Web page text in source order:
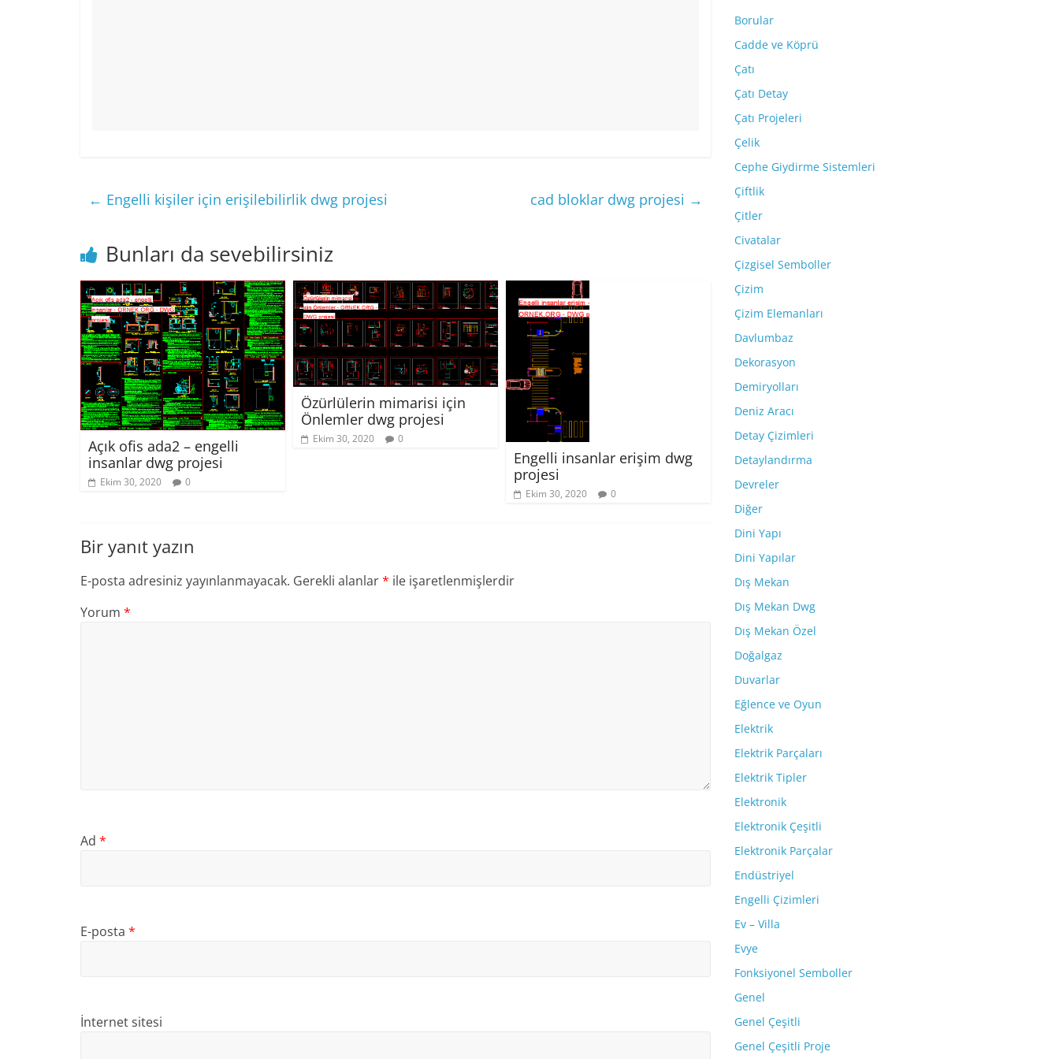
← Engelli kişiler için erişilebilirlik dwg projesi cad bloklar dwg projesi →
Bunları da sevebilirsiniz
Açık ofis ada2 – engelli
insanlar dwg projesi
Ekim 30, 2020 0
Özürlülerin mimarisi için
Önlemler dwg projesi
Ekim 30, 2020 0
Engelli insanlar erişim dwg
projesi
Ekim 30, 2020 0
Bir yanıt yazın
E-posta adresiniz yayınlanmayacak. Gerekli alanlar* ile işaretlenmişlerdir
Yorum *
Ad *
E-posta *
İnternet sitesi
Borular
Cadde ve Köprü
Çatı
Çatı Detay
Çatı Projeleri
Çelik
Cephe Giydirme Sistemleri
Çiftlik
Çitler
Civatalar
Çizgisel Semboller
Çizim
Çizim Elemanları
Davlumbaz
Dekorasyon
Demiryolları
Deniz Aracı
Detay Çizimleri
Detaylandırma
Devreler
Diğer
Dini Yapı
Dini Yapılar
Dış Mekan
Dış Mekan Dwg
Dış Mekan Özel
Doğalgaz
Duvarlar
Eğlence ve Oyun
Elektrik
Elektrik Parçaları
Elektrik Tipler
Elektronik
Elektronik Çeşitli
Elektronik Parçalar
Endüstriyel
Engelli Çizimleri
Ev – Villa
Evye
Fonksiyonel Semboller
Genel
Genel Çeşitli
Genel Çeşitli Proje